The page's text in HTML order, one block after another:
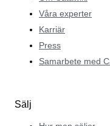
Våra experter
Karriär
Press
Samarbete med
Sälj